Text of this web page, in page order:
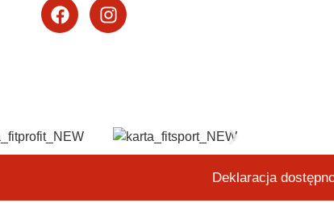
Deklaracja